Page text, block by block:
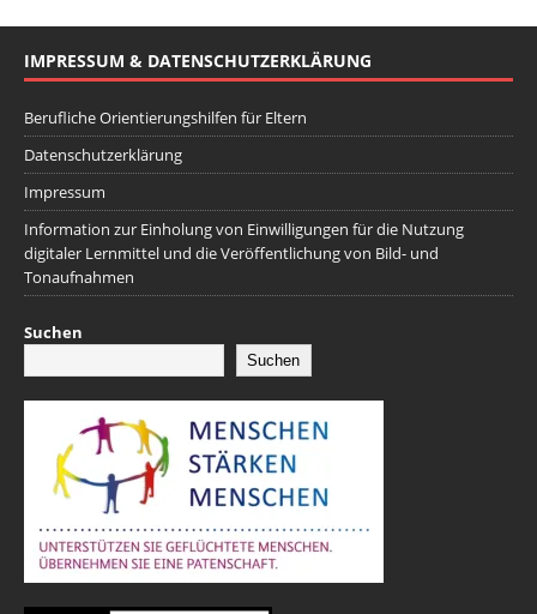
IMPRESSUM & DATENSCHUTZERKLÄRUNG
Berufliche Orientierungshilfen für Eltern
Datenschutzerklärung
Impressum
Information zur Einholung von Einwilligungen für die Nutzung
digitaler Lernmittel und die Veröffentlichung von Bild- und
Tonaufnahmen
Suchen
Suchen